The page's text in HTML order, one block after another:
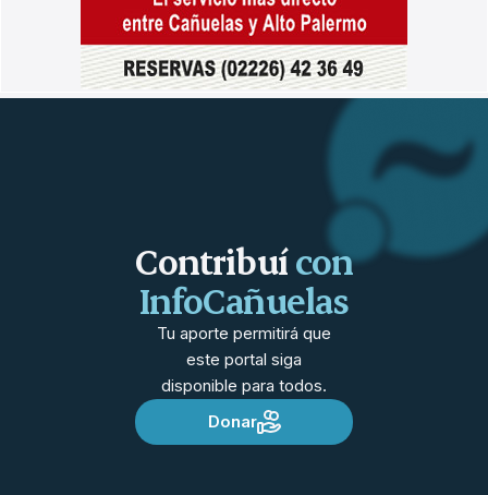
Contribuícon
InfoCañuelas
Tu aporte permitirá que
este portal siga
disponible para todos.
Donar